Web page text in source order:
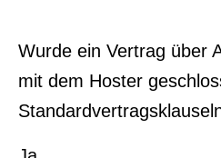
Wurde ein Vertrag über
mit dem Hoster